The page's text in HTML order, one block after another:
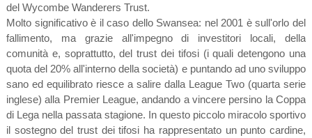
del Wycombe Wanderers Trust.
Molto significativo è il caso dello Swansea: nel 2001 è sull'orlo del
fallimento, ma grazie all'impegno di investitori locali, della
comunità e, soprattutto, del trust dei tifosi (i quali detengono una
quota del 20% all'interno della società) e puntando ad uno sviluppo
sano ed equilibrato riesce a salire dalla League Two (quarta serie
inglese) alla Premier League, andando a vincere persino la Coppa
di Lega nella passata stagione. In questo piccolo miracolo sportivo
il sostegno del trust dei tifosi ha rappresentato un punto cardine,